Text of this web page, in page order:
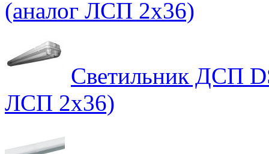
(аналог ЛСП 2х36)
Светильник ДСП
ЛСП 2х36)